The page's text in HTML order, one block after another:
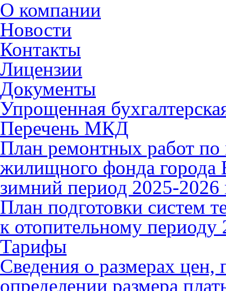
О компании
Новости
Контакты
Лицензии
Документы
Упрощенная
Перечень МКД
План ремонтных работ по
жилищного фонда города
зимний период 2025-2026
План подготовки систем
к отопительному периоду
Тарифы
Сведения о размерах
определении размера